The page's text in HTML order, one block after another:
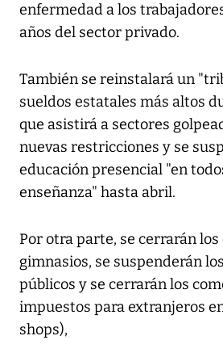
enfermedad a los
años del sector privado.
También se reinstalará un
sueldos estatales más altos
que asistirá a sectores
nuevas restricciones y se
educación presencial "en
enseñanza" hasta abril.
Por otra parte, se cerrarán los
gimnasios, se suspenderán
públicos y se cerrarán los
impuestos para extranjeros
shops),